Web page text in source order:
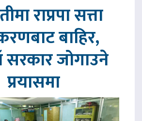
राप्रपा सत्ता
बाहिर,
सरकार जोगाउने
प्रयासमा